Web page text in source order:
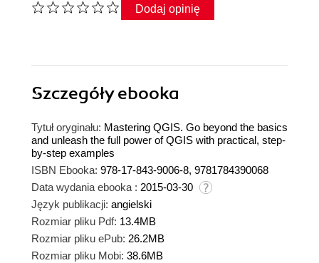
Dodaj opinię
Szczegółyebooka
Tytuł oryginału: Mastering QGIS. Go beyond the basics
and unleash the full power of QGIS with practical, step-
by-step examples
ISBN Ebooka: 978-17-843-9006-8, 9781784390068
Data wydania ebooka : 2015-03-30
Język publikacji: angielski
Rozmiar pliku Pdf: 13.4MB
Rozmiar pliku ePub: 26.2MB
Rozmiar pliku Mobi: 38.6MB